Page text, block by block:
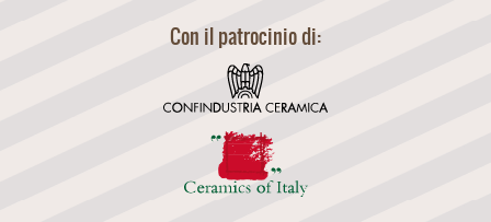
Con il patrocinio di: